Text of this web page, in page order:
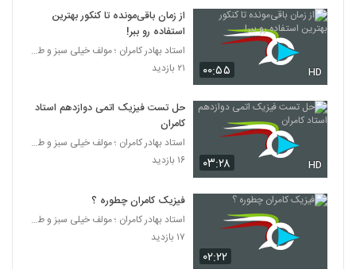
۰۰:۵۵ HD
از زمان باقی‌مونده تا کنکور بهترین
استفاده رو ببر!
استاد بهادر کامران ؛ مولف خیلی سبز و طراح قلم چی
۲۱ بازدید
۰۳:۲۸ HD
حل تست فیزیک اتمی دوازدهم استاد
کامران
استاد بهادر کامران ؛ مولف خیلی سبز و طراح قلم چی
۱۶ بازدید
۰۲:۲۲
فیزیک کامران چطوره ؟
استاد بهادر کامران ؛ مولف خیلی سبز و طراح قلم چی
۱۷ بازدید